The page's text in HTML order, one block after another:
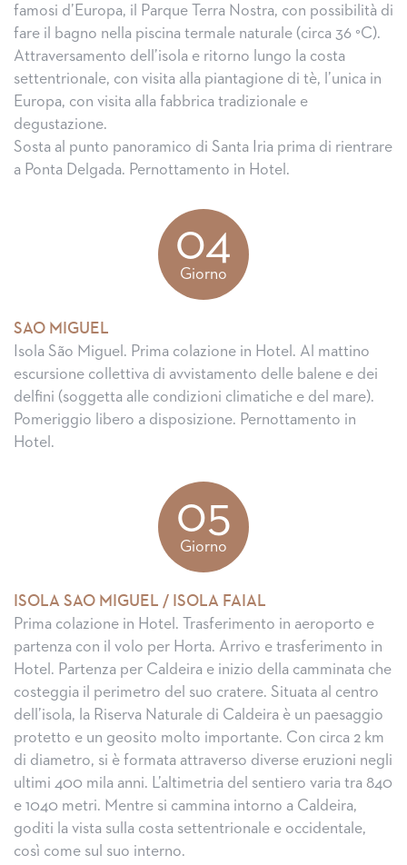
famosi d’Europa, il Parque Terra Nostra, con possibilità di
fare il bagno nella piscina termale naturale (circa 36 °C).
Attraversamento dell’isola e ritorno lungo la costa
settentrionale, con visita alla piantagione di tè, l’unica in
Europa, con visita alla fabbrica tradizionale e
degustazione.
Sosta al punto panoramico di Santa Iria prima di rientrare
a Ponta Delgada. Pernottamento in Hotel.
04
Giorno
SAO MIGUEL
Isola São Miguel. Prima colazione in Hotel. Al mattino
escursione collettiva di avvistamento delle balene e dei
delfini (soggetta alle condizioni climatiche e del mare).
Pomeriggio libero a disposizione. Pernottamento in
Hotel.
05
Giorno
ISOLA SAO MIGUEL / ISOLA FAIAL
Prima colazione in Hotel. Trasferimento in aeroporto e
partenza con il volo per Horta. Arrivo e trasferimento in
Hotel. Partenza per Caldeira e inizio della camminata che
costeggia il perimetro del suo cratere. Situata al centro
dell’isola, la Riserva Naturale di Caldeira è un paesaggio
protetto e un geosito molto importante. Con circa 2 km
di diametro, si è formata attraverso diverse eruzioni negli
ultimi 400 mila anni. L’altimetria del sentiero varia tra 840
e 1040 metri. Mentre si cammina intorno a Caldeira,
goditi la vista sulla costa settentrionale e occidentale,
così come sul suo interno.